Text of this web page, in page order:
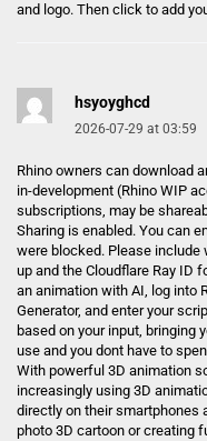
and logo. Then click to add
hsyoyghcd
2026-07-29 at 03:59
Rhino owners can download
in-development (Rhino WIP
subscriptions, may be
Sharing is enabled. You can
were blocked. Please include
up and the Cloudflare Ray ID
an animation with AI, log into
Generator, and enter your
based on your input, bringing
use and you dont have to
With powerful 3D animation
increasingly using 3D
directly on their smartphones
photo 3D cartoon or creating